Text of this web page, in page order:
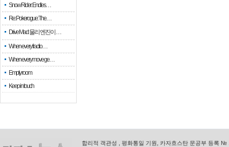
Snow Rider: Endles…
Re: Pokerogue: The…
Drive Mad: 물리 엔진이 …
When every fractio…
When every move ge…
Empty room
Keep in touch
합리적 객관성 , 평화통일 기원, 카자흐스탄 문공부 등록